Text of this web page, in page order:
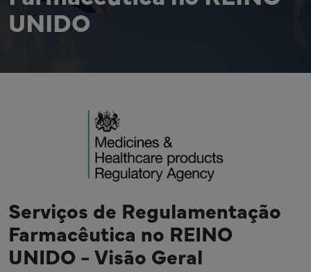
UNIDO
Serviços de Regulamentação
Farmacêutica no REINO
UNIDO - Visão Geral